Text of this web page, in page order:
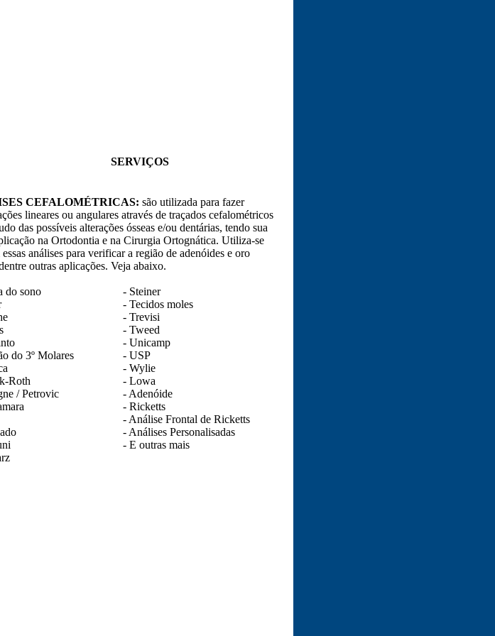
SERVIÇOS
CEFALOMÉTRICAS: são utilizada para fazer
lineares ou angulares através de traçados cefalométricos
das possíveis alterações ósseas e/ou dentárias, tendo sua
na Ortodontia e na Cirurgia Ortognática. Utiliza-se
análises para verificar a região de adenóides e oro
outras aplicações. Veja abaixo.
do sono
do 3º Molares
Roth
/ Petrovic
- Steiner
- Tecidos moles
- Trevisi
- Tweed
- Unicamp
- USP
- Wylie
- Lowa
- Adenóide
- Ricketts
- Análise Frontal de Ricketts
- Análises Personalisadas
- E outras mais